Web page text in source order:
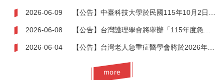
2026-06-09 【公告】中臺科技大學於民國115年10月2日(星期五)舉辦「2026第十八屆國際學術研討會-輔助療法於全人健康照護之實證、創新與實務」
2026-06-08 【公告】台灣護理學會將舉辦「115年度急診加護護理師認證考試」
2026-06-04 【公告】台灣老人急重症醫學會將於2026年10月18日辦理第八屆第二次會員大會暨國際學術研討會
more